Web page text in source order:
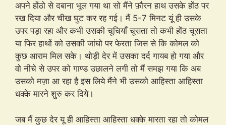
अपने होंठो से दबाना भूल गया था सो मैंने फ़ौरन हाथ उसके होंठ पर
रख दिया और चीख घुट कर रह गई। मैं 5-7 मिनट यूं ही उसके
उपर पड़ा रहा और कभी उसकी चूचियाँ चूसता तो कभी होंठ चूसता
या फिर हाथों को उसकी जांघो पर फेरता जिस से कि कोमल को
कुछ आराम मिल सके। थोड़ी देर में उसका दर्द गायब हो गया और
वो नीचे से उपर को गाण्ड उछालने लगी तो मैं समझ गया कि अब
उसको मज़ा आ रहा है इस लिये मैंने भी उसको आहिस्ता आहिस्ता
धक्के मारने शुरु कर दिये।
जब मैं कुछ देर यू ही आहिस्ता आहिस्ता धक्के मारता रहा तो कोमल